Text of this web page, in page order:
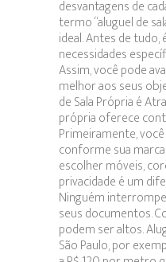
desvantagens de
termo “aluguel de
ideal. Antes de tudo,
necessidades
Assim, você pode
melhor aos seus
de Sala Própria é
própria oferece
Primeiramente,
conforme sua
escolher móveis,
privacidade é um
Ninguém
seus documentos.
podem ser altos.
São Paulo, por